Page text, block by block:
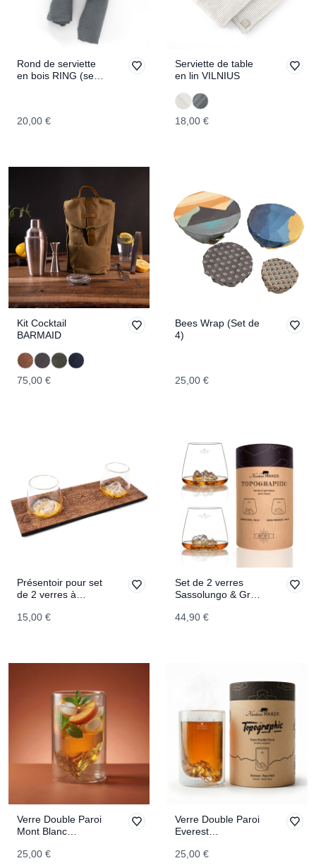
Rond de serviette
en bois RING (set
20,00 €
Serviette de table
en lin VILNIUS
18,00 €
Kit Cocktail
BARMAID
75,00 €
Bees Wrap (Set de
4)
25,00 €
Présentoir pour set
de 2 verres à
TOPOGRAPHIC
15,00 €
Set de 2 verres
Sassolungo & Gran
TOPOGRAPHIC
44,90 €
Verre Double Paroi
Mont Blanc
25,00 €
Verre Double Paroi
Everest
25,00 €